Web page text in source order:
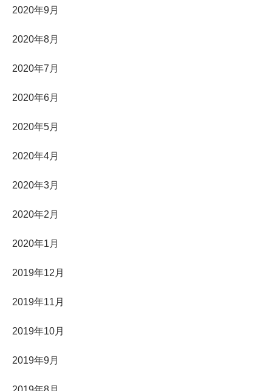
2020年9月
2020年8月
2020年7月
2020年6月
2020年5月
2020年4月
2020年3月
2020年2月
2020年1月
2019年12月
2019年11月
2019年10月
2019年9月